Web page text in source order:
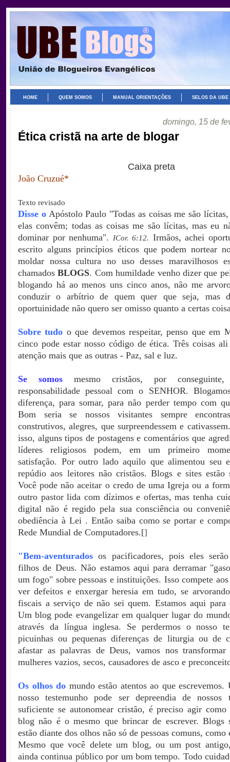
HOME QUEM SOMOS MANUAL ORIENTAÇÕES SELOS DA UBE
domingo, 15 de
Ética cristã na arte de blogar
Caixa preta
João Cruzué*
Texto revisado
Disse oApóstolo Paulo "Todas as coisas me são
elas convêm; todas as coisas me são lícitas, mas eu
dominar por nenhuma". ICor. 6:12. Irmãos, achei
escrito alguns princípios éticos que podem nortear
moldar nossa cultura no uso desses maravilhosos
chamadosBLOGS. Com humildade venho dizer que
blogando há ao menos uns cinco anos, não me
conduzir o arbítrio de quem quer que seja, mas
oportuinidade não quero ser omisso quanto a certas
Sobre tudo o que devemos respeitar, penso que em
cinco pode estar nosso código de ética. Três coisas
atenção mais que as outras - Paz, sal e luz.
Se somos mesmo cristãos, por conseguinte,
responsabilidade pessoal com o SENHOR.
diferença, para somar, para não perder tempo com
Bom seria se nossos visitantes sempre
construtivos, alegres, que surpreendessem e
isso, alguns tipos de postagens e comentários que
líderes religiosos podem, em um primeiro
satisfação. Por outro lado aquilo que alimentou seu
repúdio aos leitores não cristãos. Blogs e sites
Você pode não aceitar o credo de uma Igreja ou a
outro pastor lida com dízimos e ofertas, mas tenha
digital não é regido pela sua consciência ou
obediência à Lei . Então saiba como se portar e
Rede Mundial de Computadores.[]
"Bem-aventurados os pacificadores, pois eles
filhos de Deus. Não estamos aqui para derramar
um fogo" sobre pessoas e instituições. Isso compete
ver defeitos e enxergar heresia em tudo, se
fiscais a serviço de não sei quem. Estamos aqui para
Um blog pode evangelizar em qualquer lugar do
através da língua inglesa. Se perdermos o nosso
picuinhas ou pequenas diferenças de liturgia ou de
afastar as palavras de Deus, vamos nos
mulheres vazios, secos, causadores de asco e
Os olhos do mundo estão atentos ao que
nosso testemunho pode ser depreendia de
suficiente se autonomear cristão, é preciso agir
blog não é o mesmo que brincar de escrever. Blogs
estão diante dos olhos não só de pessoas comuns, como
Mesmo que você delete um blog, ou um post
ainda continua público por um bom tempo. Todo